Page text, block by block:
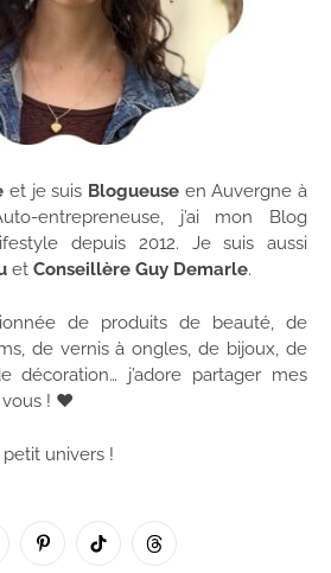
et je suis Blogueuse en Auvergne à
entrepreneuse, j’ai mon Blog
depuis 2012. Je suis aussi
et Conseillère Guy Demarle.
de produits de beauté, de
de vernis à ongles, de bijoux, de
décoration… j’adore partager mes
! ♥
univers !
PinterestTikTok Threads